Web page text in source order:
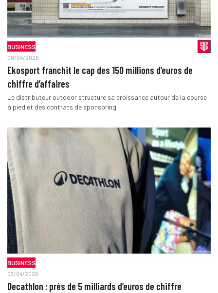
BUSINESS
08/04/2026
Ekosport franchit le cap des 150 millions d’euros de
chiffre d’affaires
Le distributeur outdoor structure sa croissance autour de la course
à pied et des contrats de sponsoring.
BUSINESS
03/04/2026
Decathlon : près de 5 milliards d’euros de chiffre